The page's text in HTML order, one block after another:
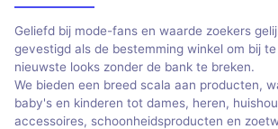
Geliefd bij mode-fans en waarde zoekers
gevestigd als de bestemming winkel om bij
nieuwste looks zonder de bank te breken.
We bieden een breed scala aan producten,
baby's en kinderen tot dames, heren,
accessoires, schoonheidsproducten en